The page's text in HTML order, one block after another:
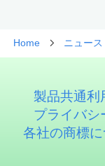
Home ニュース
製品共通利
プライバシ
各社の商標